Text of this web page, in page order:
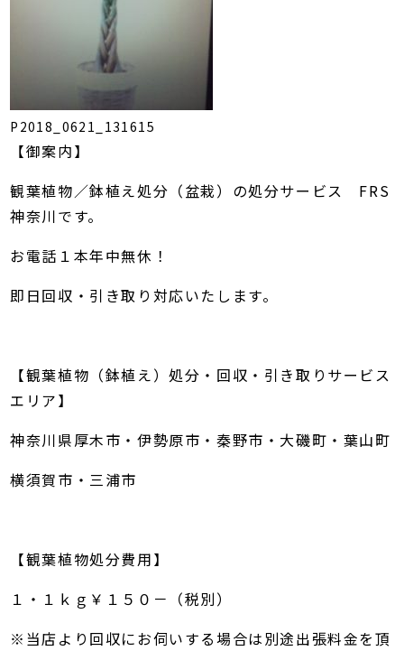
P2018_0621_131615
【御案内】
観葉植物／鉢植え処分（盆栽）の処分サービス FRS
神奈川です。
お電話１本年中無休！
即日回収・引き取り対応いたします。
【観葉植物（鉢植え）処分・回収・引き取りサービス
エリア】
神奈川県厚木市・伊勢原市・秦野市・大磯町・葉山町
横須賀市・三浦市
【観葉植物処分費用】
１・１ｋｇ￥１５０－（税別）
※当店より回収にお伺いする場合は別途出張料金を頂